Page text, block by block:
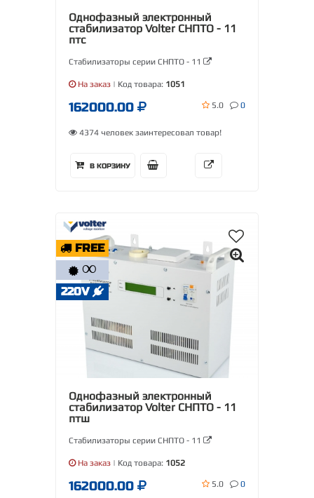
Однофазный электронный
стабилизатор Volter СНПТО - 11
птс
Стабилизаторы серии СНПТО - 11
На заказ | Код товара: 1051
162000.00 5.0 0
4374 человек заинтересовал товар!
В КОРЗИНУ
FREE
∞
220V
Однофазный электронный
стабилизатор Volter СНПТО - 11
птш
Стабилизаторы серии СНПТО - 11
На заказ | Код товара: 1052
162000.00 5.0 0